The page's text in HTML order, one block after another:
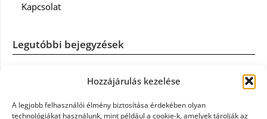
Hozzájárulás kezelése
A legjobb felhasználói élmény biztosítása érdekében olyan
technológiákat használunk, mint például a cookie-k, amelyek tárolják az
Kapcsolat
Legutóbbi bejegyzések
Casco szélvédőcsere: mikor éri meg a biztosítást igénybe
Könyvelés: mikor érdemes könyvelőt váltani?